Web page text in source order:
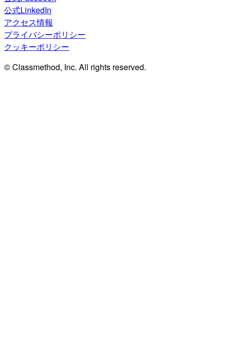
公式LinkedIn
アクセス情報
プライバシーポリシー
クッキーポリシー
© Classmethod, Inc. All rights reserved.